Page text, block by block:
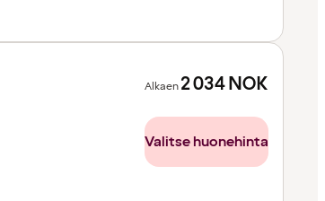
Alkaen2 034NOK
Valitse huonehinta